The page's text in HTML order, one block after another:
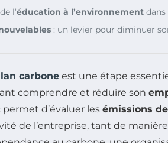
l’éducation à l’environnement
: un levier pour diminuer
carbone est une étape
comprendre et réduire son
d’évaluer les émissions
de l’entreprise, tant de